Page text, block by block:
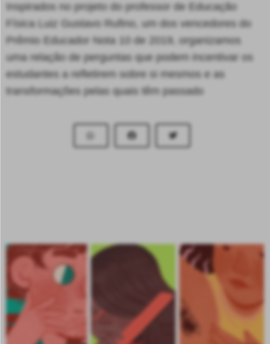
Inspirados no projeto do professor de Educação
Física Luiz Gustavo Rufino, um dos vencedores do
Prêmio Educador Nota 10 de 2019, organizamos
uma relação de perguntas que podem incentivar os
estudantes a refletirem sobre si mesmos e as
transformações pelas quais têm passado